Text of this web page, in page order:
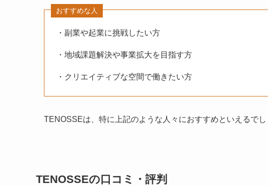
おすすめな人
・副業や起業に挑戦したい方
・地域課題解決や事業拡大を目指す方
・クリエイティブな空間で働きたい方
TENOSSEは、特に上記のような人々におすすめといえるでし
TENOSSEの口コミ・評判